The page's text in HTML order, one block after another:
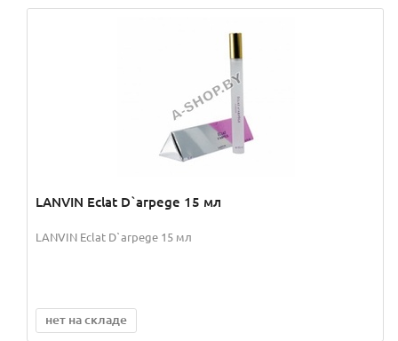
LANVIN Eclat D`arpege 15 мл
LANVIN Eclat D`arpege 15 мл
нет на складе